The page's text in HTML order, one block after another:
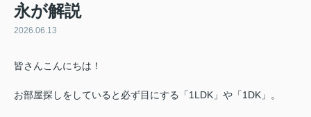
永が解説
2026.06.13
皆さんこんにちは！
お部屋探しをしていると必ず目にする「1LDK」や「1DK」。